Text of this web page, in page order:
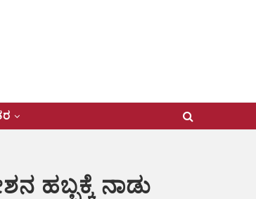
ಹಬ್ಬಕ್ಕೆ ನಾಡು